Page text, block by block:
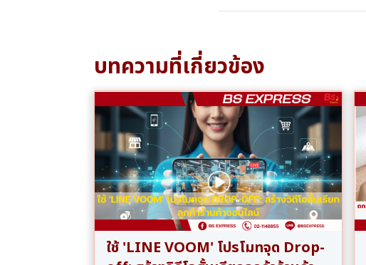
บทความที่เกี่ยวข้อง
ใช้ 'LINE VOOM' โปรโมทจุด Drop-